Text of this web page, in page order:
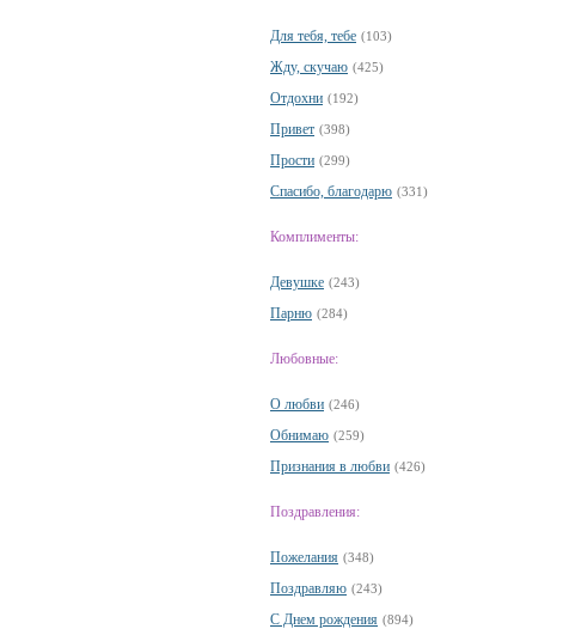
Для тебя, тебе (103)
Жду, скучаю (425)
Отдохни (192)
Привет (398)
Прости (299)
Спасибо, благодарю (331)
Комплименты:
Девушке (243)
Парню (284)
Любовные:
О любви (246)
Обнимаю (259)
Признания в любви (426)
Поздравления:
Пожелания (348)
Поздравляю (243)
С Днем рождения (894)